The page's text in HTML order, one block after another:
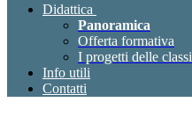
Didattica
Panoramica
Offerta formativa
I progetti delle classi
Info utili
Contatti